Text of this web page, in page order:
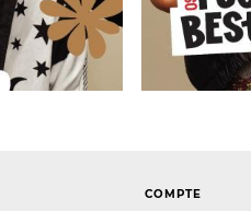
COMPTE